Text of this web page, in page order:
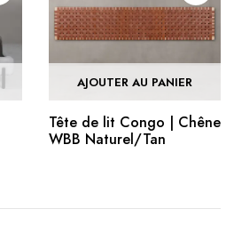
AJOUTER AU PANIER
Tête de lit Congo | Chêne
WBB Naturel/Tan